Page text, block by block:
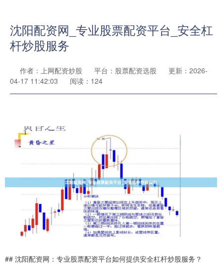
沈阳配资网_专业股票配资平台_安全杠
杆炒股服务
作者：上网配资炒股 平台：股票配资选股
更新：2026-
04-17 11:42:03
阅读：124
## 沈阳配资网：专业股票配资平台如何提供安全杠杆炒股服务？